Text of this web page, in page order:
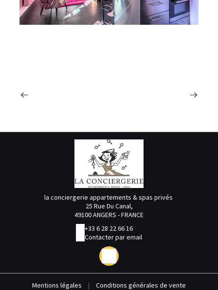
la conciergerie appartements & spas privés
25 Rue Du Canal,
49100 ANGERS - FRANCE
+33 6 28 22 66 16
Contacter par email
Mentions légales | Conditions générales de vente